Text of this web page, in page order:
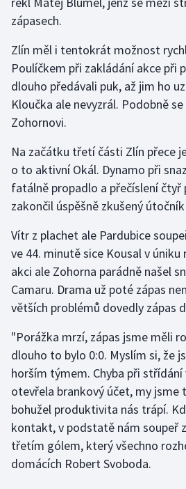
zápasech.
Zlín měl i tentokrát možnost
Poulíčkem při zakládání akce při
dlouho předávali puk, až jim ho
Kloučka ale nevyzrál. Podobně
Zohornovi.
Na začátku třetí části Zlín přece
o to aktivní Okál. Dynamo při
fatálně propadlo a přečíslení
zakončil úspěšně zkušený
Vítr z plachet ale Pardubice
ve 44. minutě sice Kousal v úniku
akci ale Zohorna parádně našel
Camaru. Drama už poté zápas
větších problémů dovedly zápas
"Porážka mrzí, zápas jsme měli
dlouho to bylo 0:0. Myslím si, že
horším týmem. Chyba při střídání
otevřela brankový účet, my
bohužel produktivita nás trápí.
kontakt, v podstatě nám soupeř
třetím gólem, který všechno
domácích Robert Svoboda.